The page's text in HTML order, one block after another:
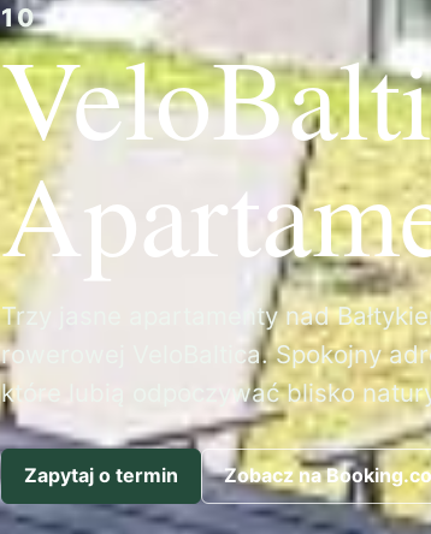
10
Trzy jasne apartamenty nad
rowerowej VeloBaltica. Spokojny
które lubią odpoczywać blisko
Zapytaj o termin Zobacz na